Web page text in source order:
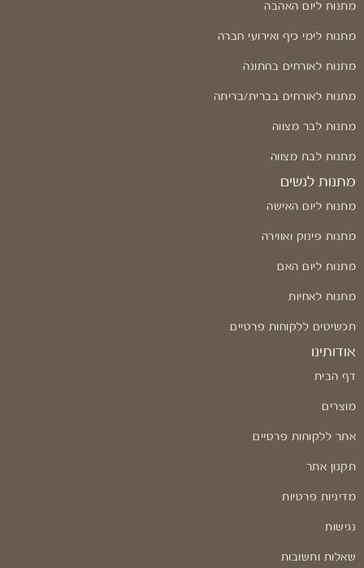
מתנות ליום האהבה
מתנות לימי כיף ואירועי חברה
מתנות לאורחים בחתונה
מתנות לאורחים בברית/בריתה
מתנות לבר מצווה
מתנות לבת מצווה
מתנות לנשים
מתנות ליום האישה
מתנות פינוק ואווירה
מתנות ליום האם
מתנות לאחיות
תכשיטים ללקוחות פרטיים
אודותינו
דף הבית
מוצרים
אתר ללקוחות פרטיים
תקנון אתר
מדיניות פרטיות
נגישות
שאלות ותשובות